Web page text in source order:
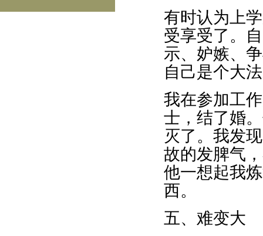
有时认为上
受享受了。
示、妒嫉、
自己是个大
我在参加工
士，结了婚
灭了。我发
故的发脾气
他一想起我
西。
五、难变大